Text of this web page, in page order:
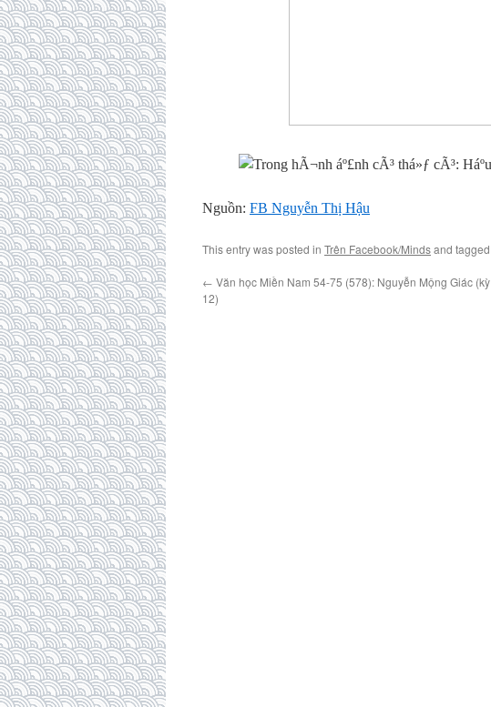
Nguồn: FB Nguyễn Thị Hậu
This entry was posted in Trên Facebook/Mindsand tagged
← Văn học Miền Nam 54-75 (578): Nguyễn Mộng Giác (kỳ
12)